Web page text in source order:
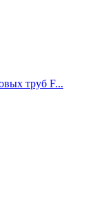
труб F...